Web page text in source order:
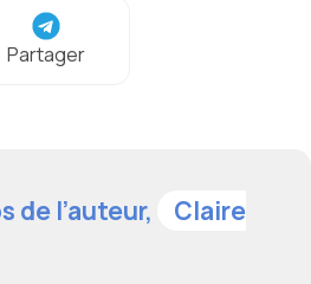
Partager
de l’auteur,
Claire